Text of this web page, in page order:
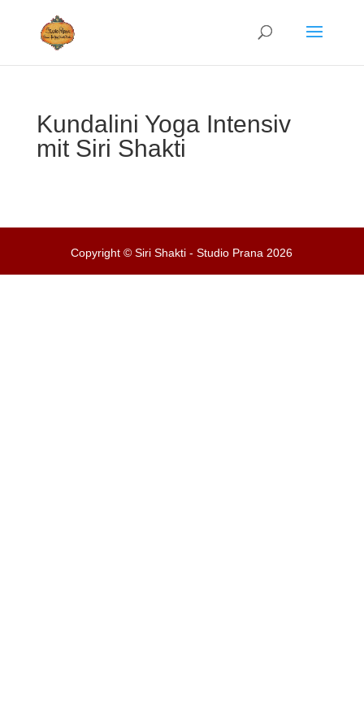
Kundalini Yoga Intensiv
mit Siri Shakti
Copyright © Siri Shakti - Studio Prana 2026